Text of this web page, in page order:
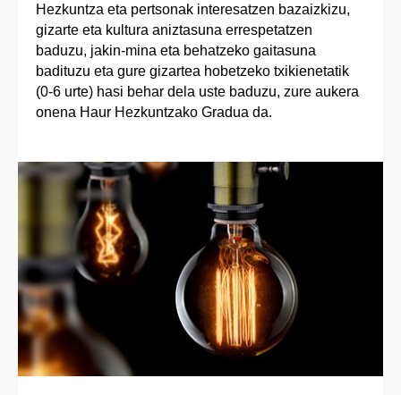
Hezkuntza eta pertsonak interesatzen bazaizkizu,
gizarte eta kultura aniztasuna errespetatzen
baduzu, jakin-mina eta behatzeko gaitasuna
badituzu eta gure gizartea hobetzeko txikienetatik
(0-6 urte) hasi behar dela uste baduzu, zure aukera
onena Haur Hezkuntzako Gradua da.